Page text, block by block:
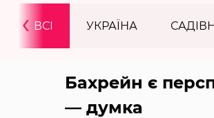
ВСІ УКРАЇНА
‹
Бахрейн є
— думка